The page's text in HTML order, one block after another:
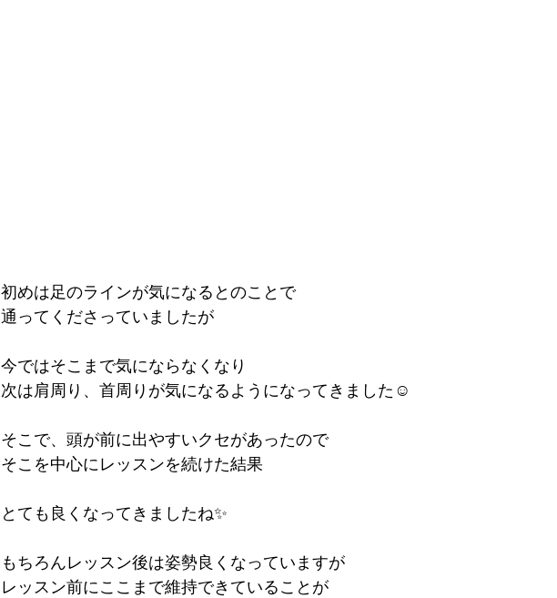
初めは足のラインが気になるとのことで
通ってくださっていましたが
今ではそこまで気にならなくなり
次は肩周り、首周りが気になるようになってきました☺️
そこで、頭が前に出やすいクセがあったので
そこを中心にレッスンを続けた結果
とても良くなってきましたね✨
もちろんレッスン後は姿勢良くなっていますが
レッスン前にここまで維持できていることが